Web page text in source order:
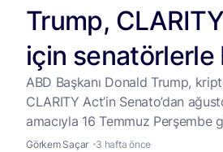
Trump,
için
ABD Başkanı Donald Trump,
CLARITY Act’in Senato’dan
amacıyla 16 Temmuz Perşembe
görüşecek. ABD Başkanı Donald
Görkem Saçar 3 hafta önce